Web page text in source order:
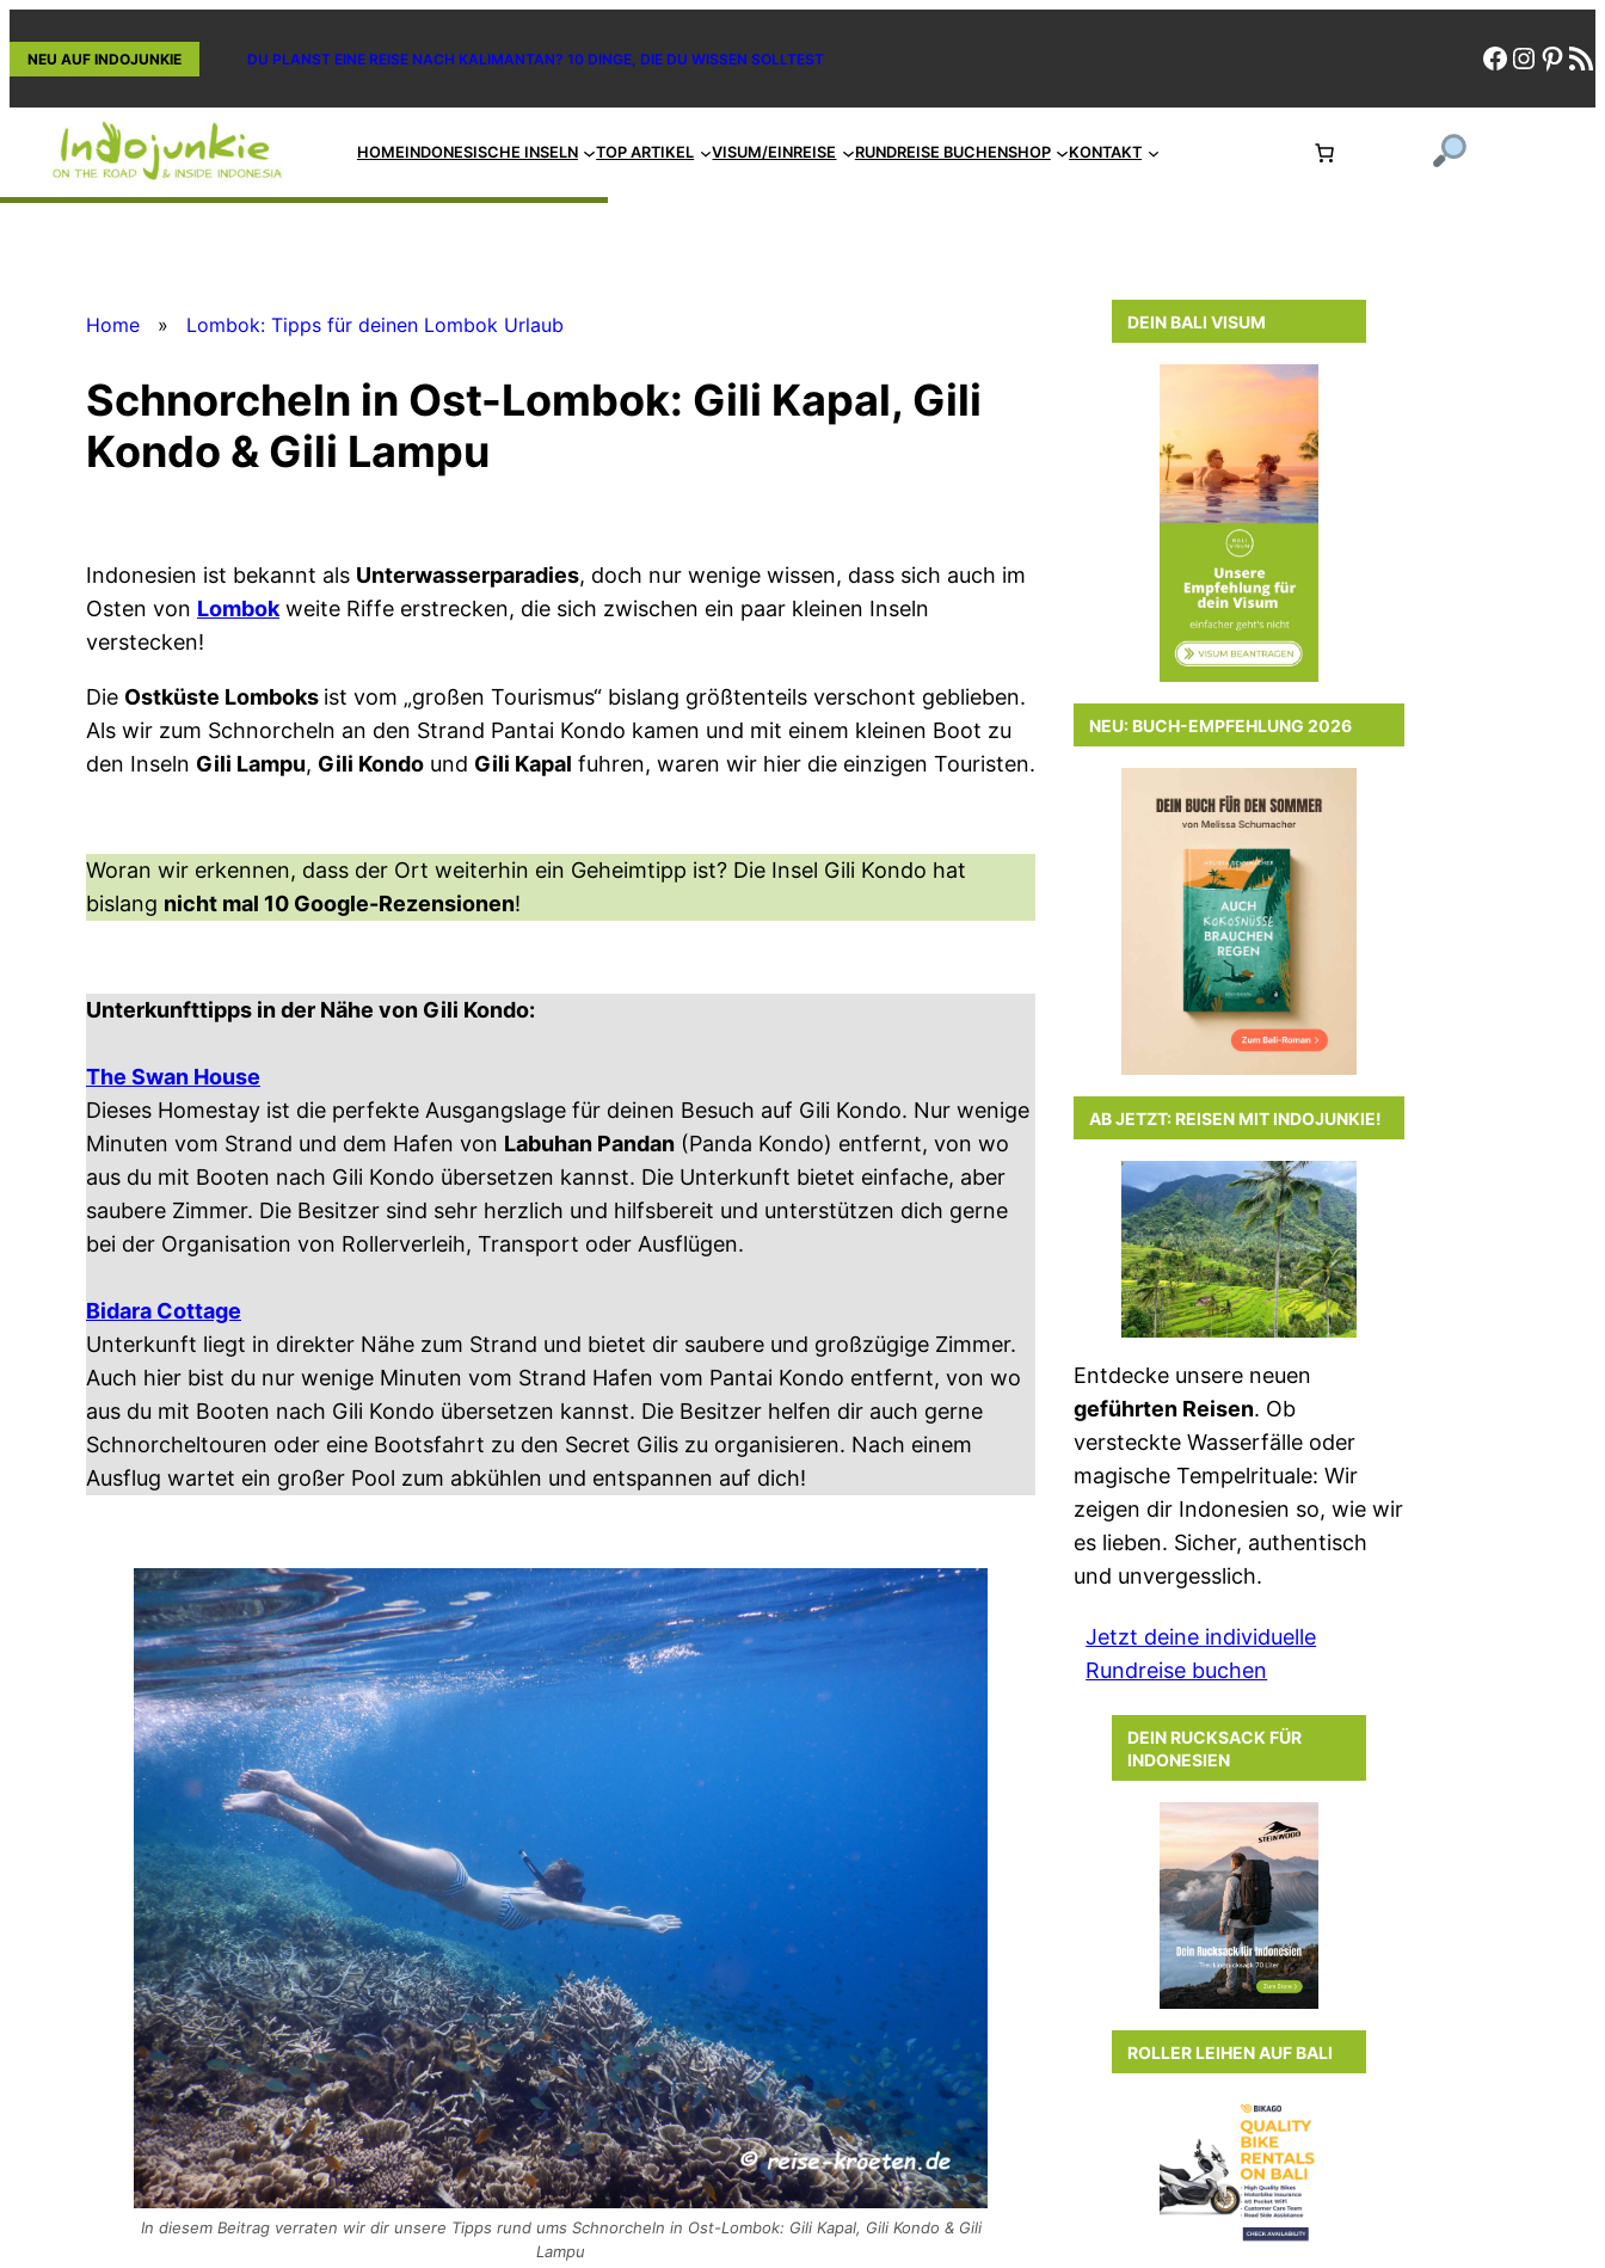
Inhalt
NEU AUF INDOJUNKIE DU PLANST EINE REISE NACH KALIMANTAN? 10 DINGE, DIE DU WISSEN SOLLTEST facebook
HOMEINDONESISCHE INSELN TOP ARTIKEL VISUM/EINREISE RUNDREISE BUCHENSHOP KONTAKT
Home » Lombok: Tipps für deinen Lombok Urlaub
Schnorcheln in Ost-Lombok: Gili Kapal, Gili
Kondo & Gili Lampu
Indonesien ist bekannt als Unterwasserparadies, doch nur wenige wissen, dass sich auch im
Osten von Lombok weite Riffe erstrecken, die sich zwischen ein paar kleinen Inseln
verstecken!
Die Ostküste Lomboks ist vom „großen Tourismus“ bislang größtenteils verschont geblieben.
Als wir zum Schnorcheln an den Strand Pantai Kondo kamen und mit einem kleinen Boot zu
den Inseln Gili Lampu, Gili Kondo und Gili Kapal fuhren, waren wir hier die einzigen Touristen.
Woran wir erkennen, dass der Ort weiterhin ein Geheimtipp ist? Die Insel Gili Kondo hat
bislang nicht mal 10 Google-Rezensionen!
Unterkunfttipps in der Nähe von Gili Kondo:
The Swan House
Dieses Homestay ist die perfekte Ausgangslage für deinen Besuch auf Gili Kondo. Nur wenige
Minuten vom Strand und dem Hafen von Labuhan Pandan (Panda Kondo) entfernt, von wo
aus du mit Booten nach Gili Kondo übersetzen kannst. Die Unterkunft bietet einfache, aber
saubere Zimmer. Die Besitzer sind sehr herzlich und hilfsbereit und unterstützen dich gerne
bei der Organisation von Rollerverleih, Transport oder Ausflügen.
Bidara Cottage
Unterkunft liegt in direkter Nähe zum Strand und bietet dir saubere und großzügige Zimmer.
Auch hier bist du nur wenige Minuten vom Strand Hafen vom Pantai Kondo entfernt, von wo
aus du mit Booten nach Gili Kondo übersetzen kannst. Die Besitzer helfen dir auch gerne
Schnorcheltouren oder eine Bootsfahrt zu den Secret Gilis zu organisieren. Nach einem
Ausflug wartet ein großer Pool zum abkühlen und entspannen auf dich!
In diesem Beitrag verraten wir dir unsere Tipps rund ums Schnorcheln in Ost-Lombok: Gili Kapal, Gili Kondo & Gili
Lampu
DEIN BALI VISUM
NEU: BUCH-EMPFEHLUNG 2026
AB JETZT: REISEN MIT INDOJUNKIE!
Entdecke unsere neuen
geführten Reisen. Ob
versteckte Wasserfälle oder
magische Tempelrituale: Wir
zeigen dir Indonesien so, wie wir
es lieben. Sicher, authentisch
und unvergesslich.
Jetzt deine individuelle
Rundreise buchen
DEIN RUCKSACK FÜR
INDONESIEN
ROLLER LEIHEN AUF BALI